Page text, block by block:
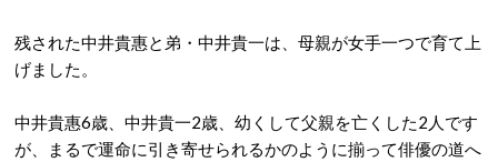
残された中井貴惠と弟・中井貴一は、母親が女手一つで育て上
げました。
中井貴惠6歳、中井貴一2歳、幼くして父親を亡くした2人です
が、まるで運命に引き寄せられるかのように揃って俳優の道へ